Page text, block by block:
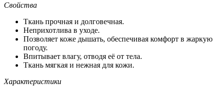
Свойства
Ткань прочная и долговечная.
Неприхотлива в уходе.
Позволяет коже дышать, обеспечивая комфорт в жаркую
погоду.
Впитывает влагу, отводя её от тела.
Ткань мягкая и нежная для кожи.
Характеристики